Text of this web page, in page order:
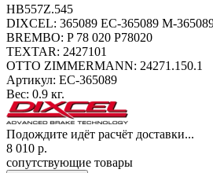
HB557Z.545
DIXCEL: 365089 EC-365089 M-
BREMBO: P 78 020 P78020
TEXTAR: 2427101
OTTO ZIMMERMANN: 24271.150.1
Артикул: EC-365089
Вес: 0.9 кг.
Подождите идёт расчёт доставки...
8 010 р.
сопутствующие товары